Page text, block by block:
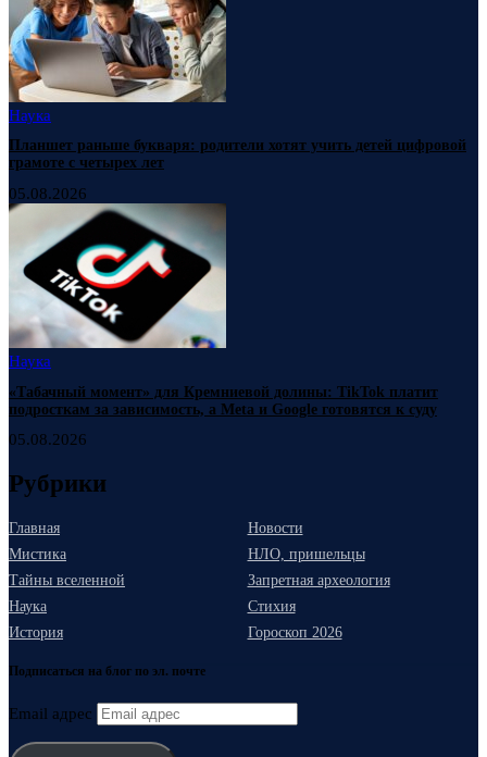
Наука
Планшет раньше букваря: родители хотят учить детей цифровой
грамоте с четырех лет
05.08.2026
Наука
«Табачный момент» для Кремниевой долины: TikTok платит
подросткам за зависимость, а Meta и Google готовятся к суду
05.08.2026
Рубрики
Главная
Новости
Мистика
НЛО, пришельцы
Тайны вселенной
Запретная археология
Наука
Стихия
История
Гороскоп 2026
Подписаться на блог по эл. почте
Email адрес